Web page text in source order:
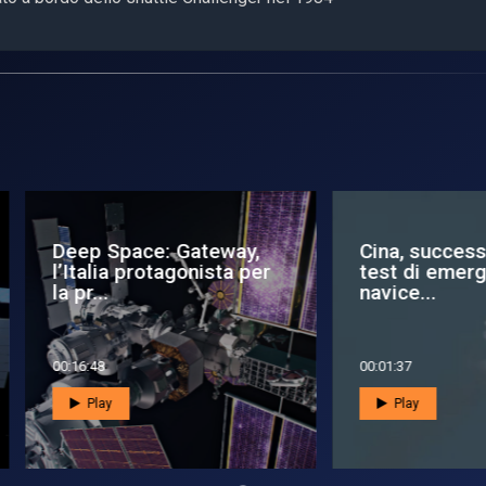
Space: Gateway,
protagonista per
Cina, successo per il
test di emergenza
navice...
00:01:37
Play